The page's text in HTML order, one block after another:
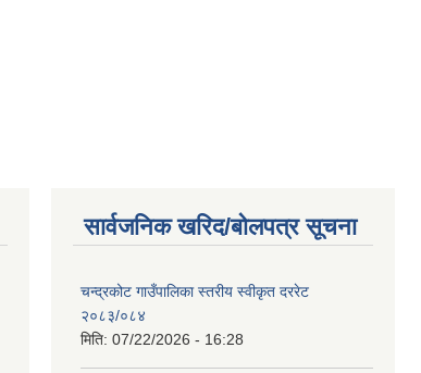
सार्वजनिक खरिद/बोलपत्र सूचना
चन्द्रकोट गाउँपालिका स्तरीय स्वीकृत दररेट
२०८३/०८४
मिति: 07/22/2026 - 16:28